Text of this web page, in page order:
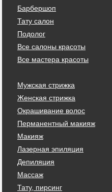
Барбершоп
Тату салон
Подолог
Все салоны красоты
Все мастера красоты
Мужская стрижка
Женская стрижка
Окрашивание волос
Перманентный макияж
Макияж
Лазерная эпиляция
Депиляция
Массаж
Тату, пирсинг